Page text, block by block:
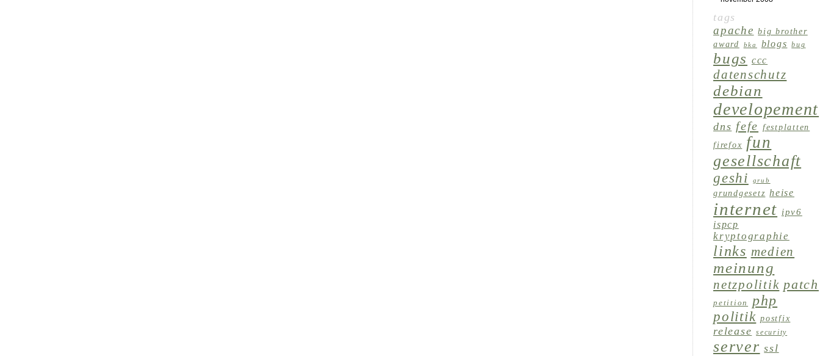
tags
apache big brother
award
bka blogs bug
bugs ccc
datenschutz
debian
developement
dns fefe festplatten
firefox fun
gesellschaft
geshi grub
grundgesetz heise
internet ipv6
ispcp
kryptographie
links medien
meinung
netzpolitik patch
petition php
politik postfix
release security
server ssl